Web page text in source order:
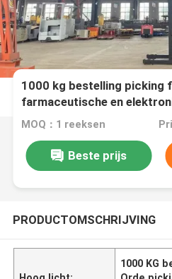
1000 kg bestelling picking
farmaceutische en
MOQ：1 reeksen
Beste prijs
PRODUCTOMSCHRIJVING
1000 KG